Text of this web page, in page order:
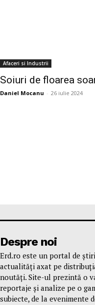
Afaceri si Industrii
Soiuri de floarea
Daniel Mocanu - 26 iulie 2024
Despre noi
Erd.ro este un portal de
actualități axat pe
noutăți. Site-ul prezintă o
reportaje și analize pe o
subiecte, de la evenimente